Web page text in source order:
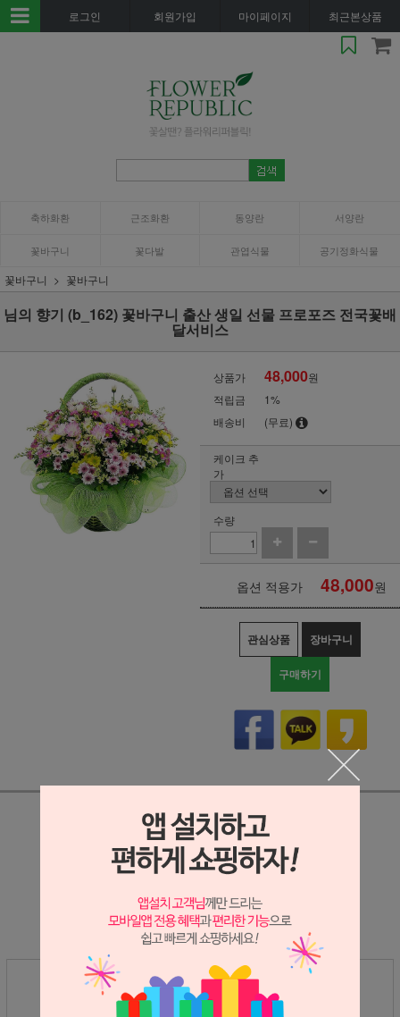
로그인 회원가입 마이페이지 최근본상품
축하화환 근조화환 동양란 서양란
꽃바구니 꽃다발 관엽식물 공기정화식물
꽃바구니 꽃바구니
님의 향기 (b_162) 꽃바구니 출산 생일 선물 프로포즈 전국꽃배
달서비스
상품가 48,000원
적립금
1%
배송비
(무료)
케이크 추
가
수량
옵션 적용가 48,000원
관심상품 장바구니
구매하기
상세정보 새창 열기